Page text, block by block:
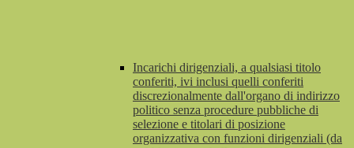
Incarichi dirigenziali, a qualsiasi titolo
conferiti, ivi inclusi quelli conferiti
discrezionalmente dall'organo di indirizzo
politico senza procedure pubbliche di
selezione e titolari di posizione
organizzativa con funzioni dirigenziali (da